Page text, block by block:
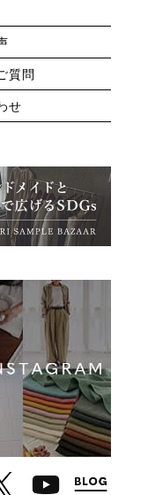
質問
せ